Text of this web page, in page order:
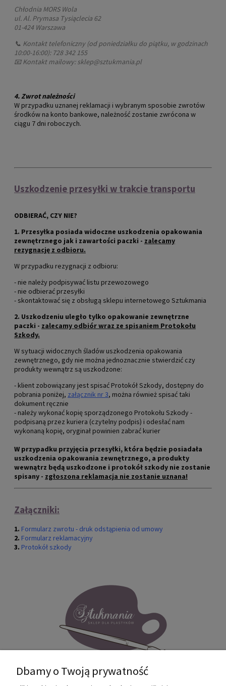
Chłodnia MORS Wola
ul. Al. Prymasa Tysiąclecia 62
01-424 Warszawa
📞 Kontakt telefoniczny (od poniedziałku do piątku, w godzinach
10:00-16:00): 728 342 155
📧 Kontakt mailowy: sklep@sztukmania.pl
4.Zwrot należności
W przypadku uznanej reklamacji i wybranym sposobie zwrotów
środków na konto bankowe, należność zostanie zwrócona w
ciągu 7 dni roboczych.
Uszkodzenie przesyłki w trakcie transportu
ODBIERAĆ, CZY NIE?
1. Przesyłka posiada widoczne uszkodzenia opakowania
zewnętrznego jak i zawartości paczki - zalecamy
rezygnację z odbioru.
W przypadku rezygnacji z odbioru:
- nie należy podpisywać listu przewozowego
- nie odbierać przesyłki
- skontaktować się z obsługą sklepu internetowego Sztukmania
2. Uszkodzeniu uległo tylko opakowanie zewnętrzne
paczki - zalecamy odbiór wraz ze spisaniem Protokołu
Szkody.
W sytuacji widocznych śladów uszkodzenia opakowania
zewnętrznego, gdy nie można jednoznacznie stwierdzić czy
produkty wewnątrz są uszkodzone:
- klient zobowiązany jest spisać Protokół Szkody, dostępny do
pobrania poniżej, załącznik nr 3, można również spisać taki
dokument ręcznie
- należy wykonać kopię sporządzonego Protokołu Szkody -
podpisaną przez kuriera (czytelny podpis) i odesłać nam
wykonaną kopię, oryginał powinien zabrać kurier
W przypadku przyjęcia przesyłki, która będzie posiadała
uszkodzenia opakowania zewnętrznego, a produkty
wewnątrz będą uszkodzone i protokół szkody nie zostanie
spisany - zgłoszona reklamacja nie zostanie uznana!
Załączniki:
1. Formularz zwrotu - druk odstąpienia od umowy
2. Formularz reklamacyjny
3. Protokół szkody
Dbamy o Twoją prywatność